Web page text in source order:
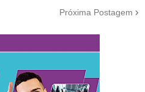
Próxima Postagem